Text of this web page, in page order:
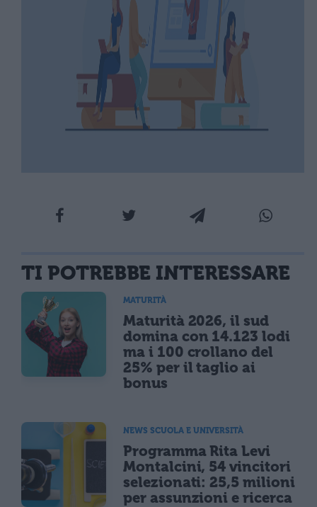
TI POTREBBE INTERESSARE
MATURITÀ
Maturità 2026, il sud
domina con 14.123 lodi
ma i 100 crollano del
25% per il taglio ai
bonus
NEWS SCUOLA E UNIVERSITÀ
Programma Rita Levi
Montalcini, 54 vincitori
selezionati: 25,5 milioni
per assunzioni e ricerca